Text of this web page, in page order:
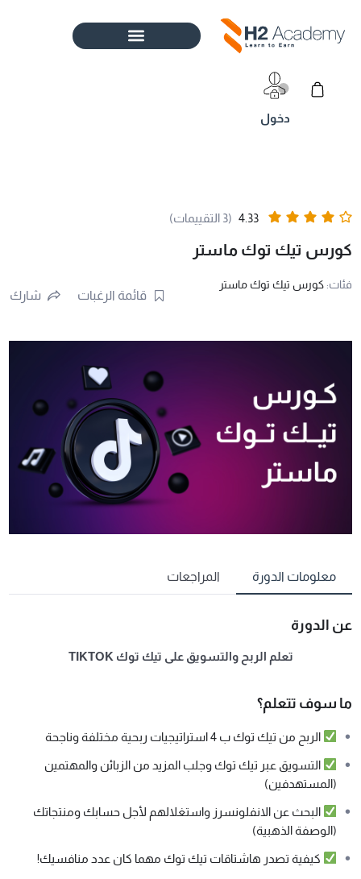
المحتوى
Cart
4.33 (3 التقييمات)
كورس تيك توك ماستر
فئات: كورس تيك توك ماستر
قائمة الرغبات شارك
معلومات الدورة المراجعات
عن الدورة
تعلم الربح والتسويق على تيك توك TIKTOK
ما سوف تتعلم؟
الربح من تيك توك ب 4 استراتيجيات ربحية مختلفة وناجحة
التسويق عبر تيك توك وجلب المزيد من الزبائن والمهتمين
(المستهدفين)
البحث عن الانفلونسرز واستغلالهم لأجل حسابك ومنتجاتك
(الوصفة الذهبية)
كيفية تصدر هاشتاقات تيك توك مهما كان عدد منافسيك!